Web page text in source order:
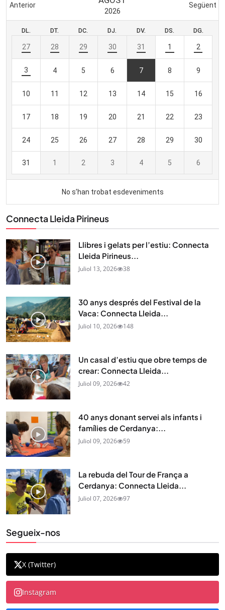
Connecta Lleida Pirineus
Llibres i gelats per l’estiu: Connecta
Lleida Pirineus...
Juliol 13, 2026 38
30 anys després del Festival de la
Vaca: Connecta Lleida...
Juliol 10, 2026 148
Un casal d’estiu que obre temps de
crear: Connecta Lleida...
Juliol 09, 2026 42
40 anys donant servei als infants i
famílies de Cerdanya:...
Juliol 09, 2026 59
La rebuda del Tour de França a
Cerdanya: Connecta Lleida...
Juliol 07, 2026 97
Segueix-nos
X (Twitter)
Instagram